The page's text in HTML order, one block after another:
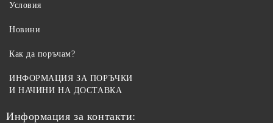
Условия
Новини
Как да поръчам?
ИНФОРМАЦИЯ ЗА ПОРЪЧКИ
И НАЧИНИ НА ДОСТАВКА
Информация за контакти: